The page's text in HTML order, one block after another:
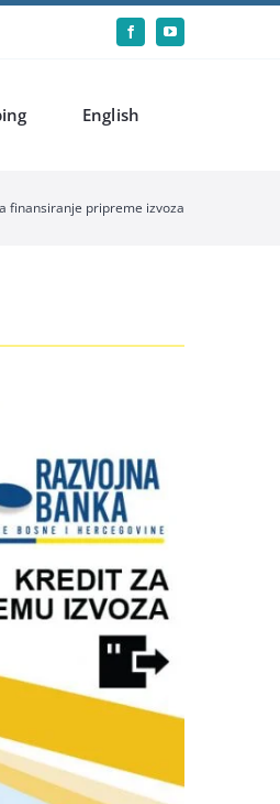
English
finansiranje pripreme izvoza